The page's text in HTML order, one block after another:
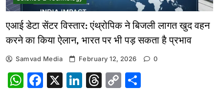
एआई डेटा सेंटर विस्तार: एंथ्रोपिक ने बिजली लागत खुद वहन
करने का किया ऐलान, भारत पर भी पड़ सकता है प्रभाव
Samvad Media February 12, 2026 0
WhatsApp
Facebook
X LinkedIn
Threads
Copy